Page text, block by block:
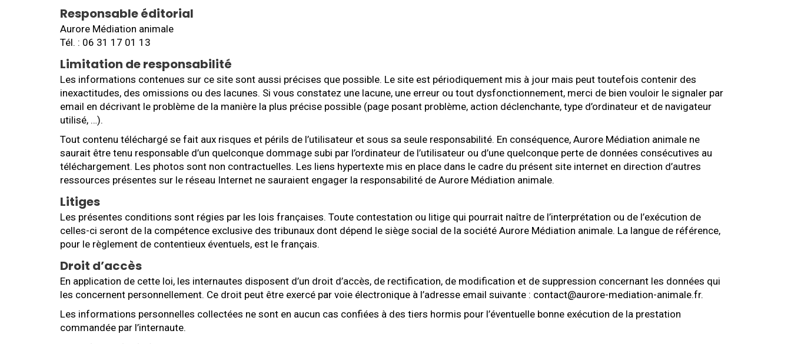
Responsable éditorial
Aurore Médiation animale
Tél. : 06 31 17 01 13
Limitation de responsabilité
Les informations contenues sur ce site sont aussi précises que possible. Le site est périodiquement mis à jour mais peut toutefois contenir des
inexactitudes, des omissions ou des lacunes. Si vous constatez une lacune, une erreur ou tout dysfonctionnement, merci de bien vouloir le signaler par
email en décrivant le problème de la manière la plus précise possible (page posant problème, action déclenchante, type d’ordinateur et de navigateur
utilisé, …).
Tout contenu téléchargé se fait aux risques et périls de l’utilisateur et sous sa seule responsabilité. En conséquence, Aurore Médiation animale ne
saurait être tenu responsable d’un quelconque dommage subi par l’ordinateur de l’utilisateur ou d’une quelconque perte de données consécutives au
téléchargement. Les photos sont non contractuelles. Les liens hypertexte mis en place dans le cadre du présent site internet en direction d’autres
ressources présentes sur le réseau Internet ne sauraient engager la responsabilité de Aurore Médiation animale.
Litiges
Les présentes conditions sont régies par les lois françaises. Toute contestation ou litige qui pourrait naître de l’interprétation ou de l’exécution de
celles-ci seront de la compétence exclusive des tribunaux dont dépend le siège social de la société Aurore Médiation animale. La langue de référence,
pour le règlement de contentieux éventuels, est le français.
Droit d’accès
En application de cette loi, les internautes disposent d’un droit d’accès, de rectification, de modification et de suppression concernant les données qui
les concernent personnellement. Ce droit peut être exercé par voie électronique à l’adresse email suivante : contact@aurore-mediation-animale.fr.
Les informations personnelles collectées ne sont en aucun cas confiées à des tiers hormis pour l’éventuelle bonne exécution de la prestation
commandée par l’internaute.